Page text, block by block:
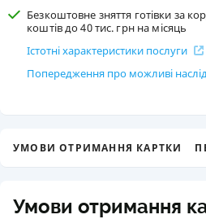
Безкоштовне зняття готівки за
коштів до 40 тис. грн на місяць
Істотні характеристики послуги
Попередження про можливі
УМОВИ ОТРИМАННЯ КАРТКИ
Умови отримання